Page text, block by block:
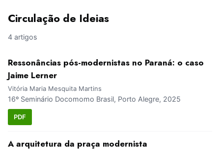
Circulação de Ideias
4 artigos
Ressonâncias pós-modernistas no Paraná: o caso
Jaime Lerner
Vitória Maria Mesquita Martins
16º Seminário Docomomo Brasil, Porto Alegre, 2025
PDF
A arquitetura da praça modernista